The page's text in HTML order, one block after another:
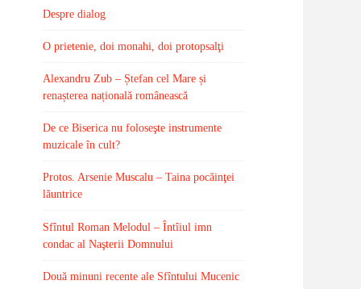
Despre dialog
O prietenie, doi monahi, doi protopsalţi
Alexandru Zub – Ștefan cel Mare și
renașterea națională românească
De ce Biserica nu foloseşte instrumente
muzicale în cult?
Protos. Arsenie Muscalu – Taina pocăinţei
lăuntrice
Sfîntul Roman Melodul – Întîiul imn
condac al Naşterii Domnului
Două minuni recente ale Sfîntului Mucenic